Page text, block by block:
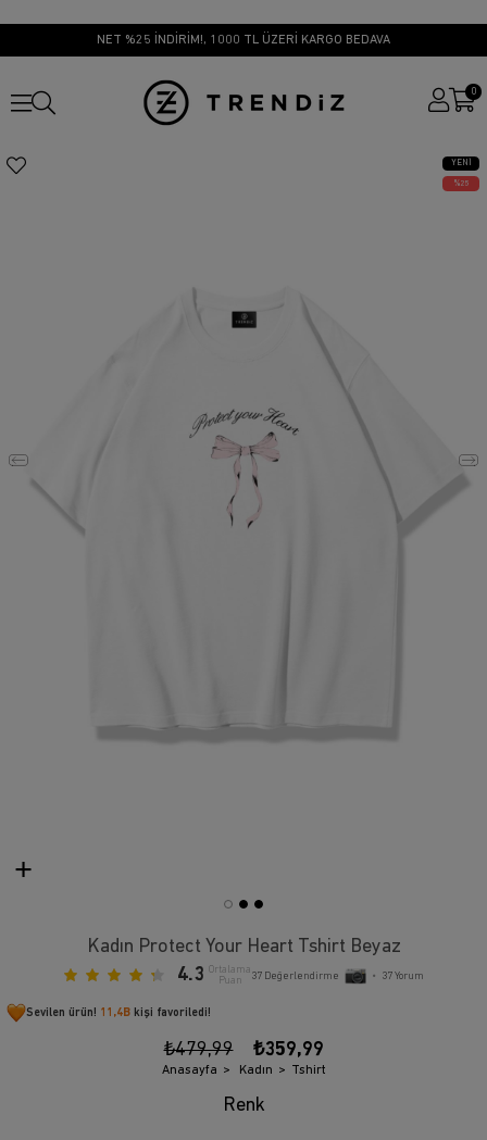
NET %25 İNDİRİM!, 1000 TL ÜZERİ KARGO BEDAVA
0
YENI
ÜRÜN
25
Kadın Protect Your Heart Tshirt Beyaz
4.3 Ortalama
Puan
37 Değerlendirme • 37Yorum
Sevilen ürün! 11,4B kişi favoriledi!
₺479,99 ₺359,99
Anasayfa Kadın Tshirt